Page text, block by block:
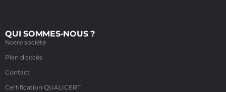
QUI SOMMES-NOUS ?
Notre société
Plan d'accès
Contact
Certification QUALICERT